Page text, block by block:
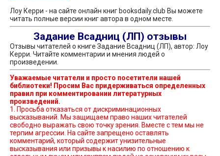
Лоу Керри - на сайте онлайн книг booksdaily.club Вы можете
читать полные версии книг автора в одном месте.
Задание Всадниц (ЛП) отзывы
Отзывы читателей о книге Задание Всадниц (ЛП), автор: Лоу
Керри. Читайте комментарии и мнения людей о
произведении.
Уважаемые читатели и просто посетители нашей
библиотеки! Просим Вас придерживаться определенных
правил при комментировании литературных
произведений.
1. Просьба отказаться от дискриминационных
высказываний. Мы защищаем право наших читателей
свободно выражать свою точку зрения. Вместе с тем мы не
терпим агрессии. На сайте запрещено оставлять
комментарий, который содержит унизительные
высказывания или призывы к насилию по отношению к